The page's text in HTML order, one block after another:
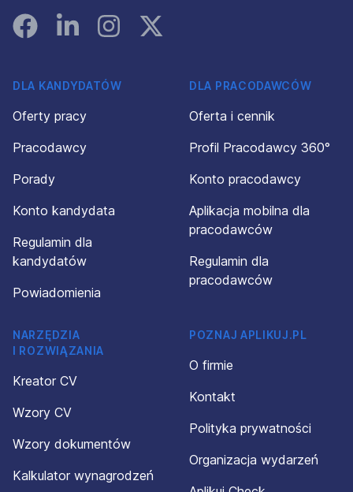
FacebookLinked InInstagramInstagram
DLA KANDYDATÓW
Oferty pracy
Pracodawcy
Porady
Konto kandydata
Regulamin dla
kandydatów
Powiadomienia
DLA PRACODAWCÓW
Oferta i cennik
Profil Pracodawcy 360°
Konto pracodawcy
Aplikacja mobilna dla
pracodawców
Regulamin dla
pracodawców
NARZĘDZIA
I ROZWIĄZANIA
Kreator CV
Wzory CV
Wzory dokumentów
Kalkulator wynagrodzeń
POZNAJ APLIKUJ.PL
O firmie
Kontakt
Polityka prywatności
Organizacja wydarzeń